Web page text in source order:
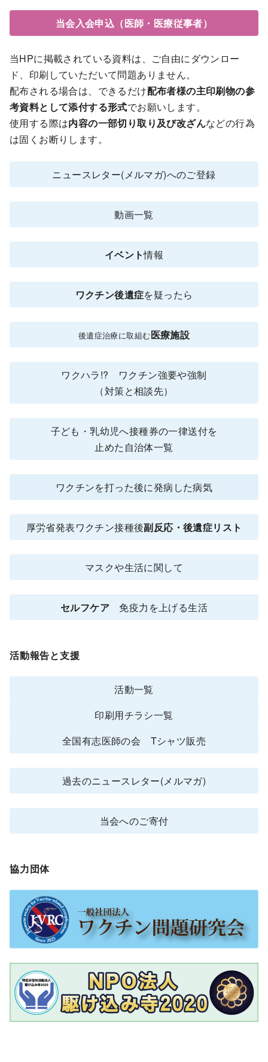
当会入会申込（医師・医療従事者）
当HPに掲載されている資料は、ご自由にダウンロー
ド、印刷していただいて問題ありません。
配布される場合は、できるだけ配布者様の主印刷物の参
考資料として添付する形式でお願いします。
使用する際は内容の一部切り取り及び改ざんなどの行為
は固くお断りします。
ニュースレター(メルマガ)へのご登録
動画一覧
イベント情報
ワクチン後遺症を疑ったら
後遺症治療に取組む医療施設
ワクハラ!? ワクチン強要や強制
（対策と相談先）
子ども・乳幼児へ接種券の一律送付を
止めた自治体一覧
ワクチンを打った後に発病した病気
厚労省発表ワクチン接種後副反応・後遺症リスト
マスクや生活に関して
セルフケア 免疫力を上げる生活
活動報告と支援
活動一覧
印刷用チラシ一覧
全国有志医師の会 Tシャツ販売
過去のニュースレター(メルマガ)
当会へのご寄付
協力団体